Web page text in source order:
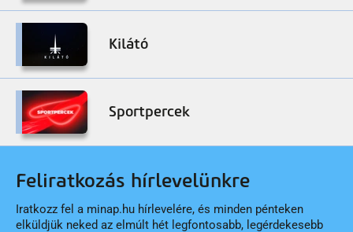
Kilátó
Sportpercek
Feliratkozás hírlevelünkre
Iratkozz fel a minap.hu hírlevelére, és minden pénteken
elküldjük neked az elmúlt hét legfontosabb, legérdekesebb